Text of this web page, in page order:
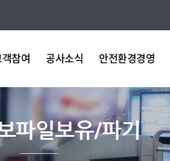
참여 공사소식 안전환경경영
파일보유/파기